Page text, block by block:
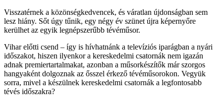
Visszatérnek a közönségkedvencek, és váratlan újdonságban sem
lesz hiány. Sőt úgy tűnik, egy négy év szünet újra képernyőre
kerülhet az egyik legnépszerűbb tévéműsor.
Vihar előtti csend – így is hívhatnánk a televíziós iparágban a nyári
időszakot, hiszen ilyenkor a kereskedelmi csatornák nem igazán
adnak premiertartalmakat, azonban a műsorkészítők már szorgos
hangyaként dolgoznak az ősszel érkező tévéműsorokon. Vegyük
sorra, mivel a készülnek kereskedelmi csatornák a legfontosabb
tévés időszakra?